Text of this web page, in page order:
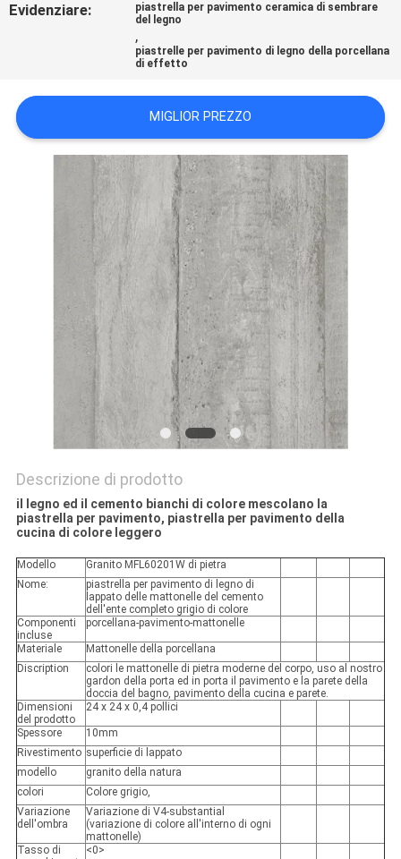
DEL
POLITICA
SULLA
PRIVACY
Evidenziare:
piastrella per pavimento ceramica di sembrare
del legno
,
piastrelle per pavimento di legno della porcellana
di effetto
MIGLIOR PREZZO
Descrizione di prodotto
il legno ed il cemento bianchi di colore mescolano la
piastrella per pavimento, piastrella per pavimento della
cucina di colore leggero
Modello
Granito MFL60201W di pietra
Nome:
piastrella per pavimento di legno di
lappato delle mattonelle del cemento
dell'ente completo grigio di colore
Componenti
incluse
porcellana-pavimento-mattonelle
Materiale
Mattonelle della porcellana
Discription
colori le mattonelle di pietra moderne del corpo, uso al nostro
gardon della porta ed in porta il pavimento e la parete della
doccia del bagno, pavimento della cucina e parete.
Dimensioni
del prodotto
24 x 24 x 0,4 pollici
Spessore
10mm
Rivestimento superficie di lappato
modello
granito della natura
colori
Colore grigio,
Variazione
dell'ombra
Variazione di V4-substantial
(variazione di colore all'interno di ogni
mattonelle)
Tasso di
<0>